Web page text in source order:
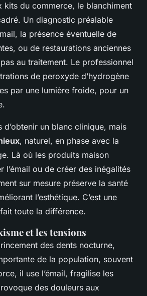
kits du commerce, le blanchiment
Un diagnostic préalable
la présence éventuelle de
ou de restaurations anciennes
au traitement. Le professionnel
de peroxyde d’hydrogène
par une lumière froide, pour un
d’obtenir un blanc clinique, mais
, naturel, en phase avec la
Là où les produits maison
l’émail ou de créer des inégalités
sur mesure préserve la santé
l’esthétique. C’est une
toute la différence.
et les tensions
des dents nocturne,
de la population, souvent
il use l’émail, fragilise les
des douleurs aux